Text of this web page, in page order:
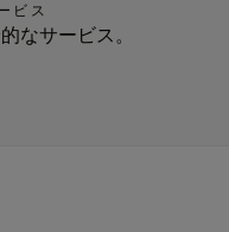
ビス
なサービス。